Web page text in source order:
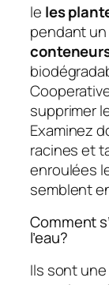
le les
pendant
supprimer
Examinez
racines et
enroulées
semblent
Comment
l’eau?
Ils sont